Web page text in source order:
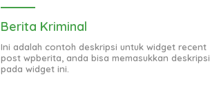
Berita Kriminal
Ini adalah contoh deskripsi untuk widget recent
post wpberita, anda bisa memasukkan deskripsi
pada widget ini.